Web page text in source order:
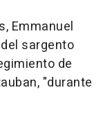
Emmanuel
sargento
de
"durante